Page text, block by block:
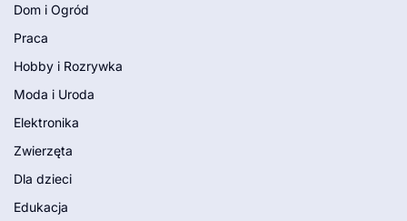
Dom i Ogród
Praca
Hobby i Rozrywka
Moda i Uroda
Elektronika
Zwierzęta
Dla dzieci
Edukacja